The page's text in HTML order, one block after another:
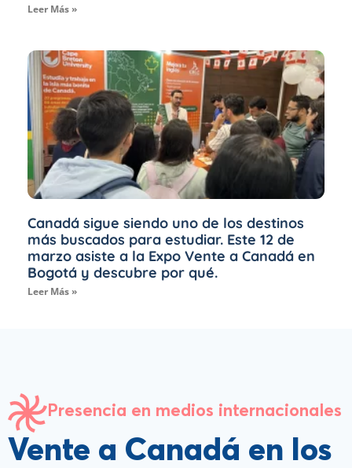
Leer Más »
Canadá sigue siendo uno de los destinos
más buscados para estudiar. Este 12 de
marzo asiste a la Expo Vente a Canadá en
Bogotá y descubre por qué.
Leer Más »
Presencia en medios internacionales
Vente a Canadá en los